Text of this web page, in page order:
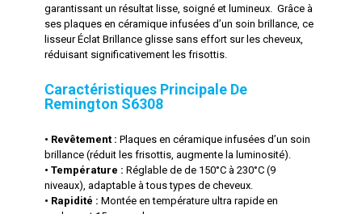
garantissant un résultat lisse, soigné et lumineux. Grâce à
ses plaques en céramique infusées d’un soin brillance, ce
lisseur Éclat Brillance glisse sans effort sur les cheveux,
réduisant significativement les frisottis.
Caractéristiques Principale De
Remington S6308
• Revêtement : Plaques en céramique infusées d’un soin
brillance (réduit les frisottis, augmente la luminosité).
• Température : Réglable de de 150°C à 230°C (9
niveaux), adaptable à tous types de cheveux.
• Rapidité : Montée en température ultra rapide en